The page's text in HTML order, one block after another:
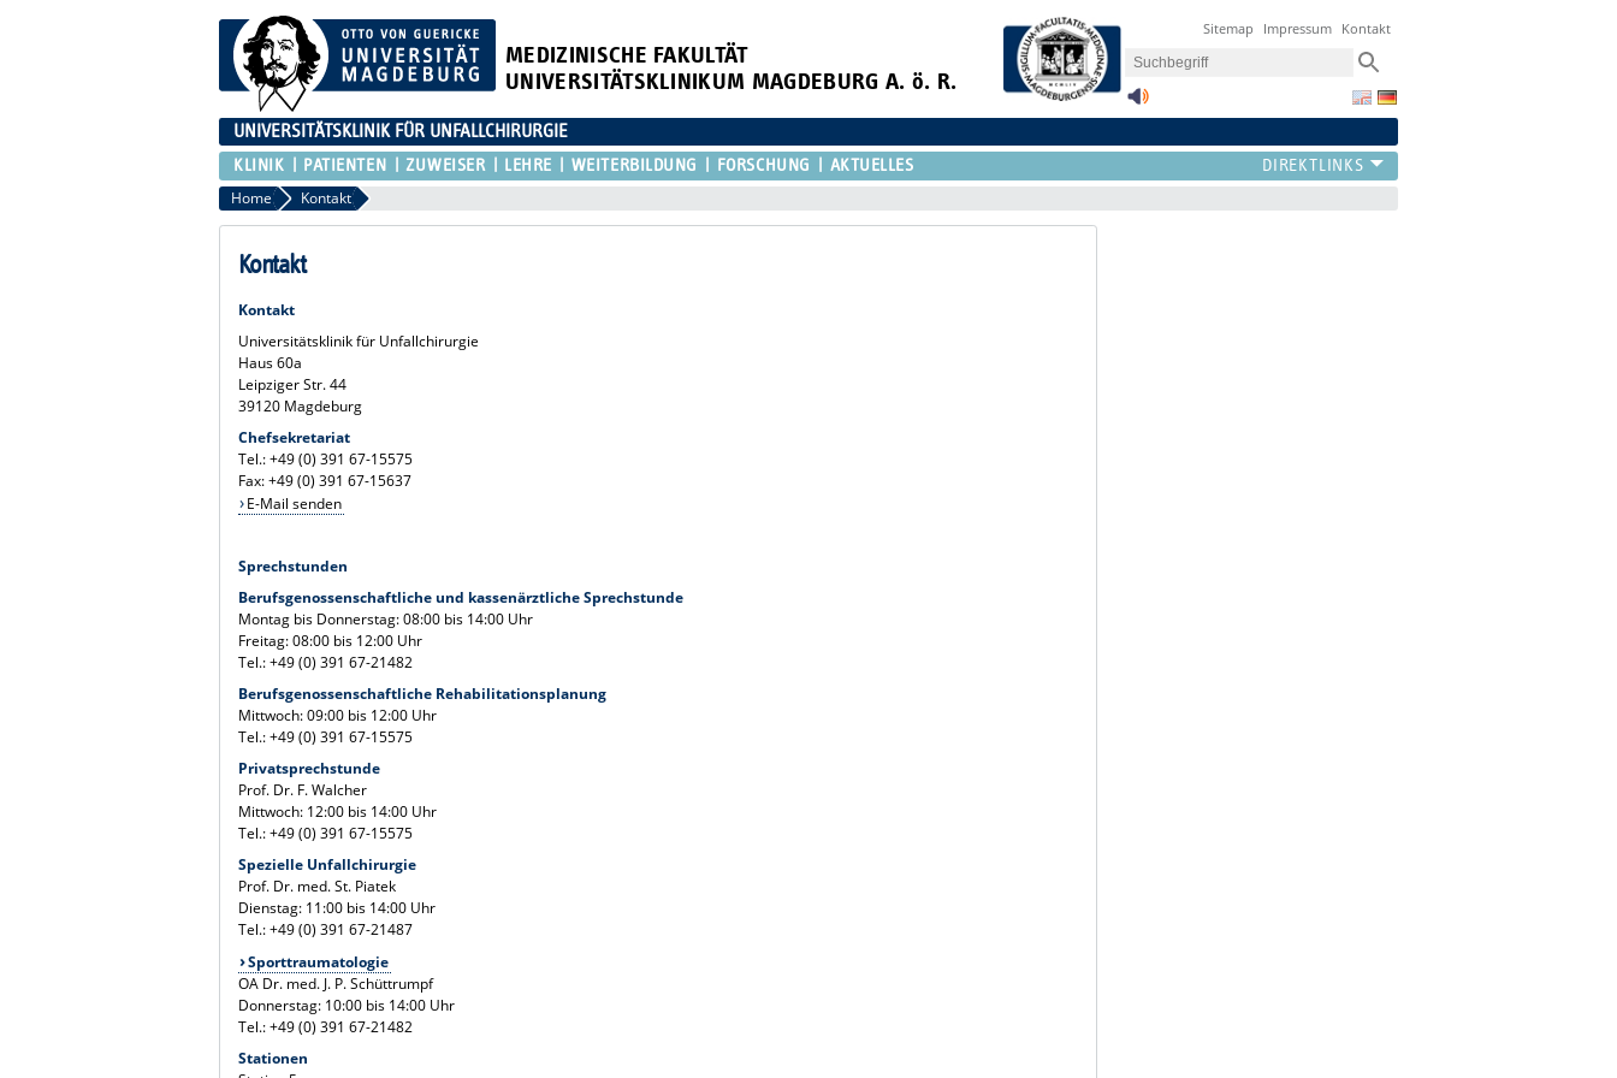
MEDIZINISCHE FAKULTÄT
UNIVERSITÄTSKLINIKUM MAGDEBURG A. ö. R.
Sitemap Impressum Kontakt
UNIVERSITÄTSKLINIK FÜR UNFALLCHIRURGIE
KLINIK PATIENTEN ZUWEISER LEHRE WEITERBILDUNG FORSCHUNG AKTUELLES
Home Kontakt
Kontakt
Kontakt
Universitätsklinik für Unfallchirurgie
Haus 60a
Leipziger Str. 44
39120 Magdeburg
Chefsekretariat
Tel.: +49 (0) 391 67-15575
Fax: +49 (0) 391 67-15637
E-Mail senden
Sprechstunden
Berufsgenossenschaftliche und kassenärztliche Sprechstunde
Montag bis Donnerstag: 08:00 bis 14:00 Uhr
Freitag: 08:00 bis 12:00 Uhr
Tel.: +49 (0) 391 67-21482
Berufsgenossenschaftliche Rehabilitationsplanung
Mittwoch: 09:00 bis 12:00 Uhr
Tel.: +49 (0) 391 67-15575
Privatsprechstunde
Prof. Dr. F. Walcher
Mittwoch: 12:00 bis 14:00 Uhr
Tel.: +49 (0) 391 67-15575
Spezielle Unfallchirurgie
Prof. Dr. med. St. Piatek
Dienstag: 11:00 bis 14:00 Uhr
Tel.: +49 (0) 391 67-21487
Sporttraumatologie
OA Dr. med. J. P. Schüttrumpf
Donnerstag: 10:00 bis 14:00 Uhr
Tel.: +49 (0) 391 67-21482
Stationen